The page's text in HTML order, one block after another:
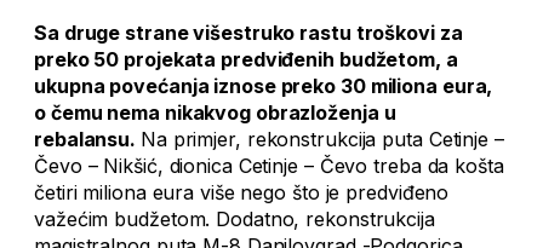
Sa druge strane višestruko rastu troškovi za
preko 50 projekata predviđenih budžetom, a
ukupna povećanja iznose preko 30 miliona eura,
o čemu nema nikakvog obrazloženja u
rebalansu. Na primjer, rekonstrukcija puta Cetinje –
Čevo – Nikšić, dionica Cetinje – Čevo treba da košta
četiri miliona eura više nego što je predviđeno
važećim budžetom. Dodatno, rekonstrukcija